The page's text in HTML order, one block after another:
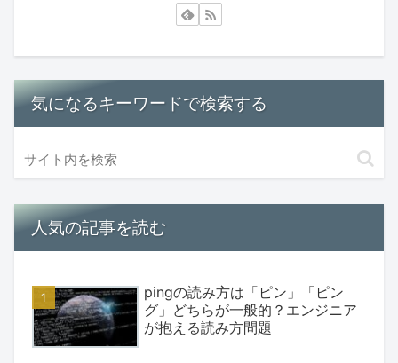
気になるキーワードで検索する
人気の記事を読む
pingの読み方は「ピン」「ピン
グ」どちらが一般的？エンジニア
が抱える読み方問題